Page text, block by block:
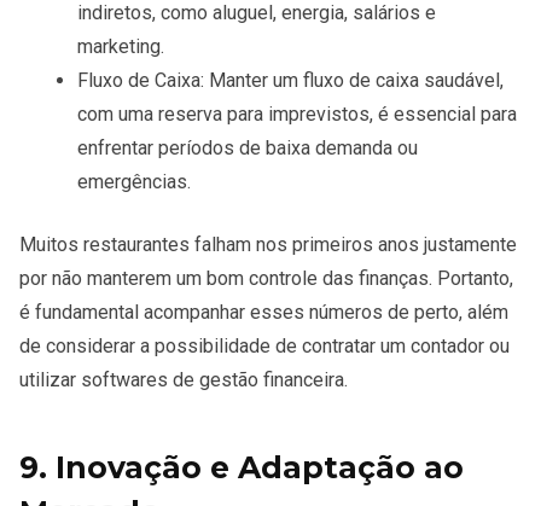
indiretos, como aluguel, energia, salários e
marketing.
Fluxo de Caixa: Manter um fluxo de caixa saudável,
com uma reserva para imprevistos, é essencial para
enfrentar períodos de baixa demanda ou
emergências.
Muitos restaurantes falham nos primeiros anos justamente
por não manterem um bom controle das finanças. Portanto,
é fundamental acompanhar esses números de perto, além
de considerar a possibilidade de contratar um contador ou
utilizar softwares de gestão financeira.
9. Inovação e Adaptação ao